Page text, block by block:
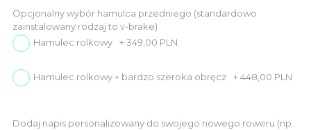
Opcjonalny wybór hamulca przedniego (standardowo
zainstalowany rodzaj to v-brake)
Hamulec rolkowy
+ 349,00 PLN
Hamulec rolkowy + bardzo szeroka obręcz +448,00 PLN
Dodaj napis personalizowany do swojego nowego roweru (np.